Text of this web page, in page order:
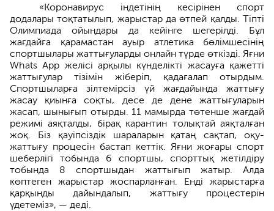
«Коронавирус індетінің кесірінен спорт
додалары тоқтатылып, жарыстар да өтпей қалды. Тіпті
Олимпиада ойындары да кейінге шегерілді. Бұл
жағдайға қарамастан ауыр атлетика бөлімшесінің
спортшылары жаттығуларды онлайн түрде өткізді. Яғни
Whats App желісі арқылы күнделікті жасауға қажетті
жаттығулар тізімін жіберіп, қадағалап отырдым.
Спортшыларға зілтемірсіз үй жағдайында жаттығу
жасау қиынға соқты, десе де дене жаттығуларын
жасап, шынығып отырды. 11 мамырда төтенше жағдай
режимі аяқталды, бірақ карантин толықтай аяқталған
жоқ. Біз қауіпсіздік шараларын қатаң сақтап, оқу-
жаттығу процесін бастап кеттік. Яғни жоғары спорт
шеберлігі тобында 6 спортшы, спорттық жетілдіру
тобында 8 спортшыдан жаттығып жатыр. Алда
көптеген жарыстар жоспарланған. Енді жарыстарға
қарқынды дайындалып, жаттығу процестерін
үдетеміз», — деді.